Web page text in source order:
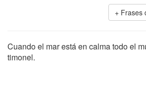
Frases
Cuando el mar está en calma todo el
timonel.